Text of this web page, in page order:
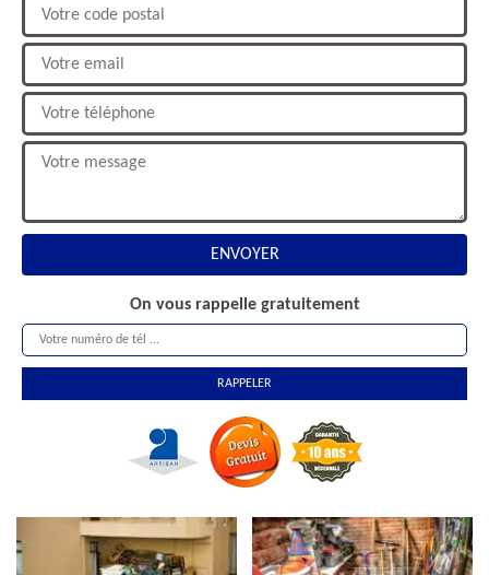
On vous rappelle gratuitement